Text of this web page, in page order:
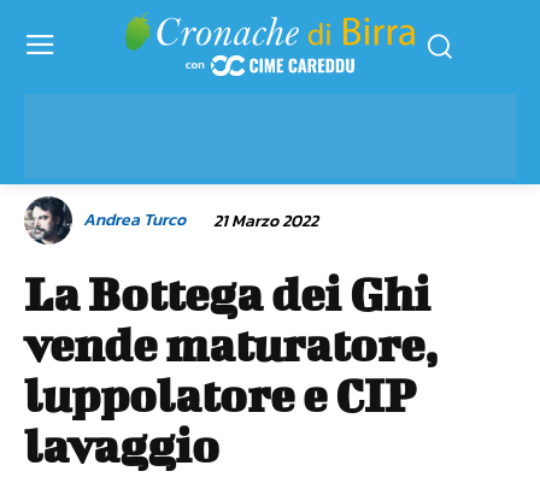
Andrea Turco 21 Marzo 2022
La Bottega dei Ghi
vende maturatore,
luppolatore e CIP
lavaggio